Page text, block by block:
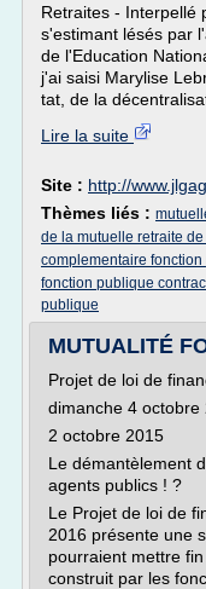
Retraites - Interpellé
s'estimant lésés par
de l'Education
j'ai saisi Marylise
tat, de la
Lire la suite
Site : http://
Thèmes liés :
de la mutuelle retraite
complementaire
fonction publique
publique
MUTUALITÉ
Projet de loi de
dimanche 4 octobre
2 octobre 2015
Le démantèlement
agents publics ! ?
Le Projet de loi de
2016 présente une
pourraient mettre
construit par les